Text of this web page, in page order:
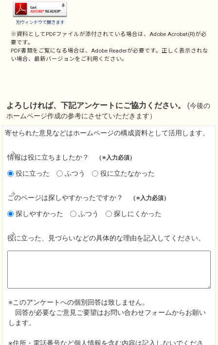
別ウィンドウで開きます
※資料としてPDFファイルが添付されている場合は、Adobe Acrobat(R)が必
要です。
PDF書類をご覧になる場合は、Adobe Readerが必要です。正しく表示されな
い場合、最新バージョンをご利用ください。